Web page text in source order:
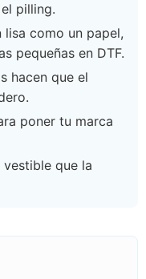
pilling.
lisa como un papel,
pequeñas en DTF.
hacen que el
poner tu marca
que la